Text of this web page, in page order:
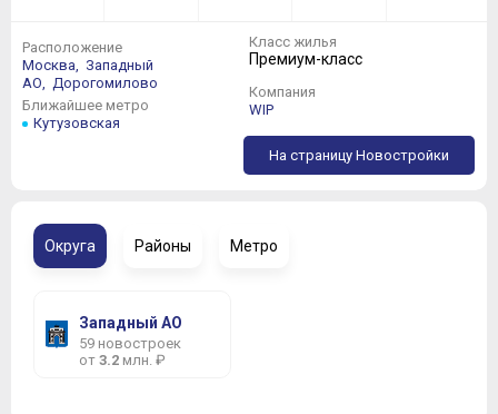
Расположение
Москва, Западный
АО, Дорогомилово
Ближайшее метро
Кутузовская
Класс жилья
Премиум-класс
Компания
WIP
На страницу Новостройки
Округа Районы Метро
Западный АО
59 новостроек
от 3.2 млн. ₽